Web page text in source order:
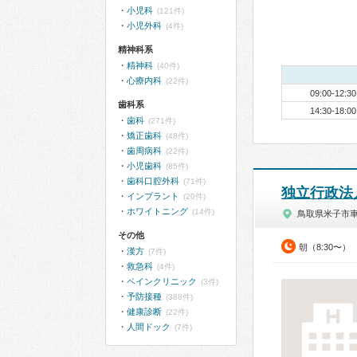
09:00-12:30
14:30-18:00
独立行政
鳥取県米子市
朝（8:30〜）
小児科 (121件)
小児外科 (4件)
精神科系
精神科 (40件)
心療内科 (22件)
歯科系
歯科 (271件)
矯正歯科 (48件)
歯周病科 (22件)
小児歯科 (85件)
歯科口腔外科 (71件)
インプラント (20件)
ホワイトニング (14件)
その他
漢方 (7件)
救急科 (4件)
ペインクリニック (3件)
予防接種 (388件)
健康診断 (22件)
人間ドック (7件)